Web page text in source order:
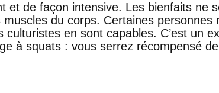
et de façon intensive. Les bienfaits ne
du corps. Certaines personnes
en sont capables. C’est un
à squats : vous serrez récompensé